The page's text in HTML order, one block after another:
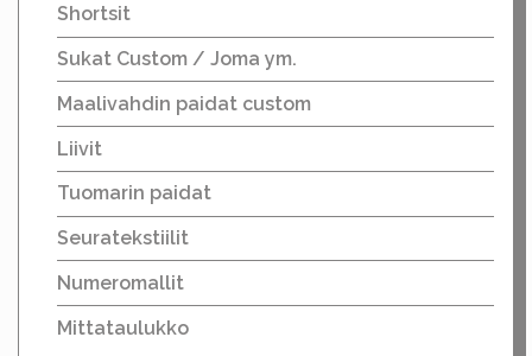
Shortsit
Sukat Custom / Joma ym.
Maalivahdin paidat custom
Liivit
Tuomarin paidat
Seuratekstiilit
Numeromallit
Mittataulukko